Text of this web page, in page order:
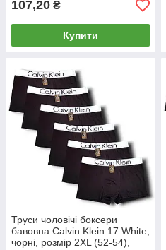
107,20 ₴
Купити
Труси чоловічі боксери
бавовна Calvin Klein 17 White,
чорні, розмір 2XL (52-54),